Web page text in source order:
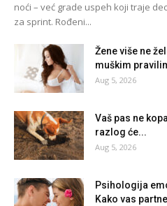
noći – već grade uspeh koji traje
za sprint. Rođeni...
Žene više ne
muškim
Aug 5, 2026
Vaš pas ne
razlog će...
Aug 5, 2026
Psihologija
Kako vas